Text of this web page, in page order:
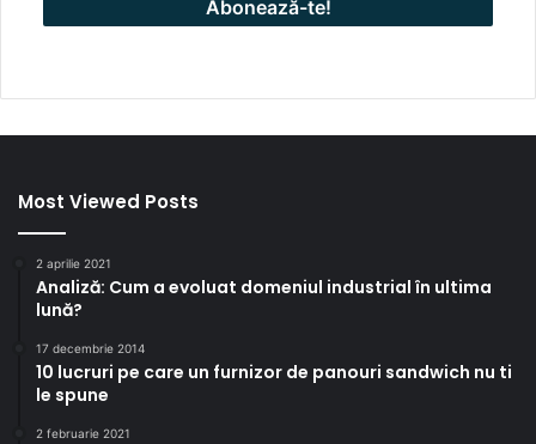
Most Viewed Posts
2 aprilie 2021
Analiză: Cum a evoluat domeniul industrial în ultima
lună?
17 decembrie 2014
10 lucruri pe care un furnizor de panouri sandwich nu ti
le spune
2 februarie 2021